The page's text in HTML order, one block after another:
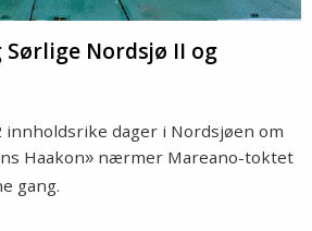
Nordsjø II og
dager i Nordsjøen om
Haakon»nærmer Mareano-toktet
gang.